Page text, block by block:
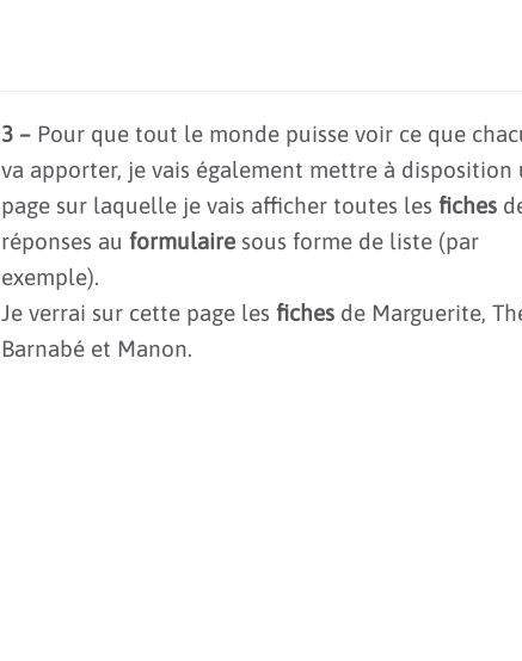
3 – Pour que tout le monde puisse voir ce que
va apporter, je vais également mettre à disposition
page sur laquelle je vais afficher toutes les fiches
réponses au formulaire sous forme de liste (par
exemple).
Je verrai sur cette page les fiches de Marguerite,
Barnabé et Manon.